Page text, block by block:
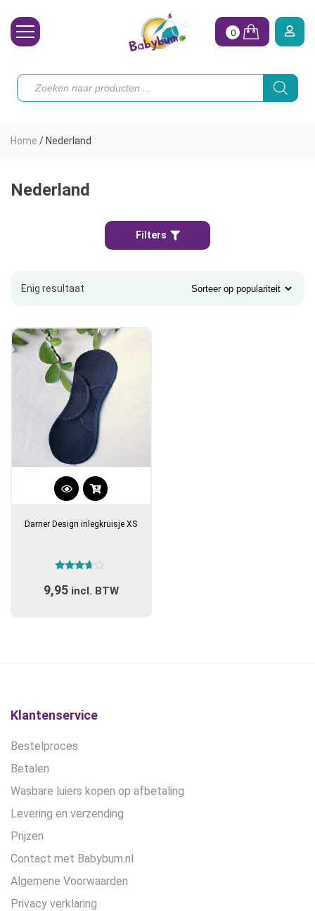
Toebehoren
Koopjes
0
Producten
zoeken
Home / Nederland
Nederland
Filters
Enig resultaat
Dit
heeft
variaties.
optie
Darner Design inlegkruisje XS
3.50
uit 5
9,95 incl. BTW
Klantenservice
Bestelproces
Betalen
Wasbare luiers kopen op afbetaling
Levering en verzending
Prijzen
Contact met Babybum.nl
Algemene Voorwaarden
Privacy verklaring